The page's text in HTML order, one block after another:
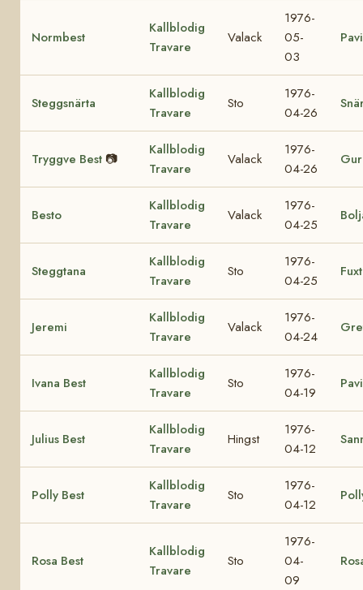
Normbest
Kallblodig
Travare
Valack
1976-
05-
03
Steggsnärta
Kallblodig
Travare
Sto
1976-
04-26
Tryggve Best 📷
Kallblodig
Travare
Valack
1976-
04-26
Besto
Kallblodig
Travare
Valack
1976-
04-25
Steggtana
Kallblodig
Travare
Sto
1976-
04-25
Jeremi
Kallblodig
Travare
Valack
1976-
04-24
Ivana Best
Kallblodig
Travare
Sto
1976-
04-19
Julius Best
Kallblodig
Travare
Hingst
1976-
04-12
Polly Best
Kallblodig
Travare
Sto
1976-
04-12
Rosa Best
Kallblodig
Travare
Sto
1976-
04-
09